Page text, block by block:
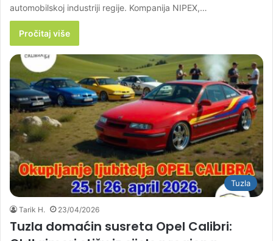
automobilskoj industriji regije. Kompanija NIPEX,…
Pročitaj više
Tuzla
Tarik H. 23/04/2026
Tuzla domaćin susreta Opel Calibri: